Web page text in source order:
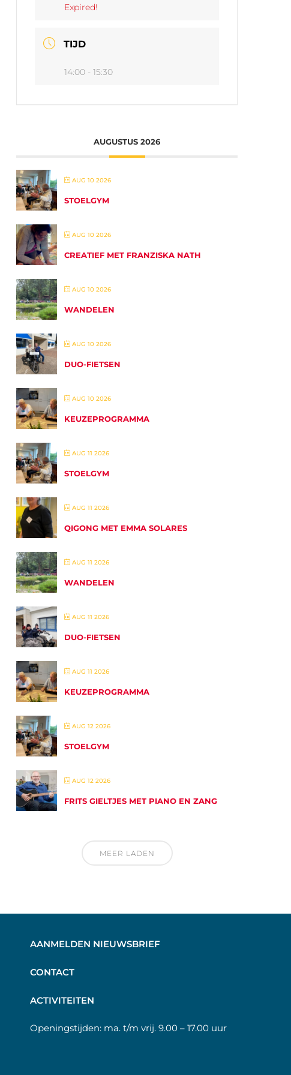
Expired!
TIJD
14:00 - 15:30
AUGUSTUS 2026
AUG 10 2026
STOELGYM
AUG 10 2026
CREATIEF MET FRANZISKA NATH
AUG 10 2026
WANDELEN
AUG 10 2026
DUO-FIETSEN
AUG 10 2026
KEUZEPROGRAMMA
AUG 11 2026
STOELGYM
AUG 11 2026
QIGONG MET EMMA SOLARES
AUG 11 2026
WANDELEN
AUG 11 2026
DUO-FIETSEN
AUG 11 2026
KEUZEPROGRAMMA
AUG 12 2026
STOELGYM
AUG 12 2026
FRITS GIELTJES MET PIANO EN ZANG
MEER LADEN
AANMELDEN NIEUWSBRIEF
CONTACT
ACTIVITEITEN
Openingstijden: ma. t/m vrij. 9.00 – 17.00 uur